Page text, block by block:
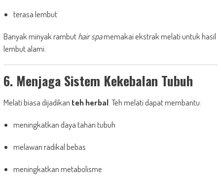
terasa lembut
Banyak minyak rambuthair spamemakai ekstrak melati untuk hasil
lembut alami.
6. Menjaga Sistem Kekebalan Tubuh
Melati biasa dijadikan teh herbal. Teh melati dapat membantu:
meningkatkan daya tahan tubuh
melawan radikal bebas
meningkatkan metabolisme